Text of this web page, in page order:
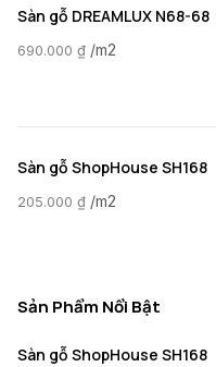
Sàn gỗ DREAMLUX N68-68
690.000 ₫ /m2
Sàn gỗ ShopHouse SH168
205.000 ₫ /m2
Sản Phẩm Nổi Bật
Sàn gỗ ShopHouse SH168